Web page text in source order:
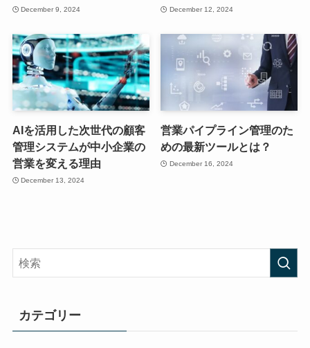
December 9, 2024 December 12, 2024
AIを活用した次世代の顧客
管理システムが中小企業の
営業を変える理由
December 13, 2024
営業パイプライン管理のた
めの最新ツールとは？
December 16, 2024
カテゴリー